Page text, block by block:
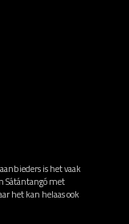
is het vaak
Sátántangó met
het kan helaas ook